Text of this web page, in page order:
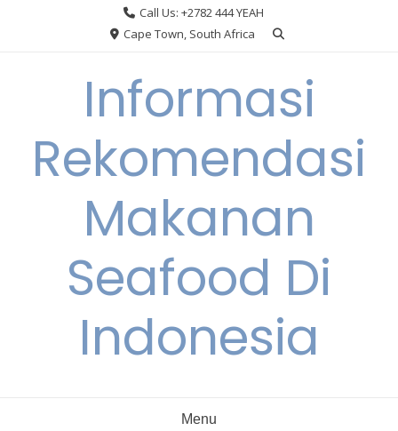
Call Us: +2782 444 YEAH
Cape Town, South Africa
Informasi
Rekomendasi
Makanan
Seafood Di
Indonesia
Menu